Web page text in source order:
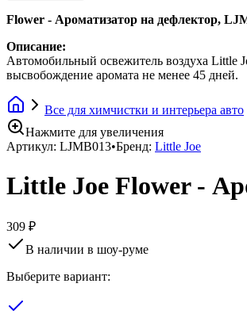
Flower - Ароматизатор на дефлектор,
Описание:
Автомобильный освежитель воздуха Little
высвобождение аромата не менее 45 дней.
Все для химчистки и интерьера авто
Нажмите для увеличения
Артикул: LJMB013•Бренд: Little Joe
Little Joe Flower -
309 ₽
В наличии в шоу-руме
Выберите вариант: